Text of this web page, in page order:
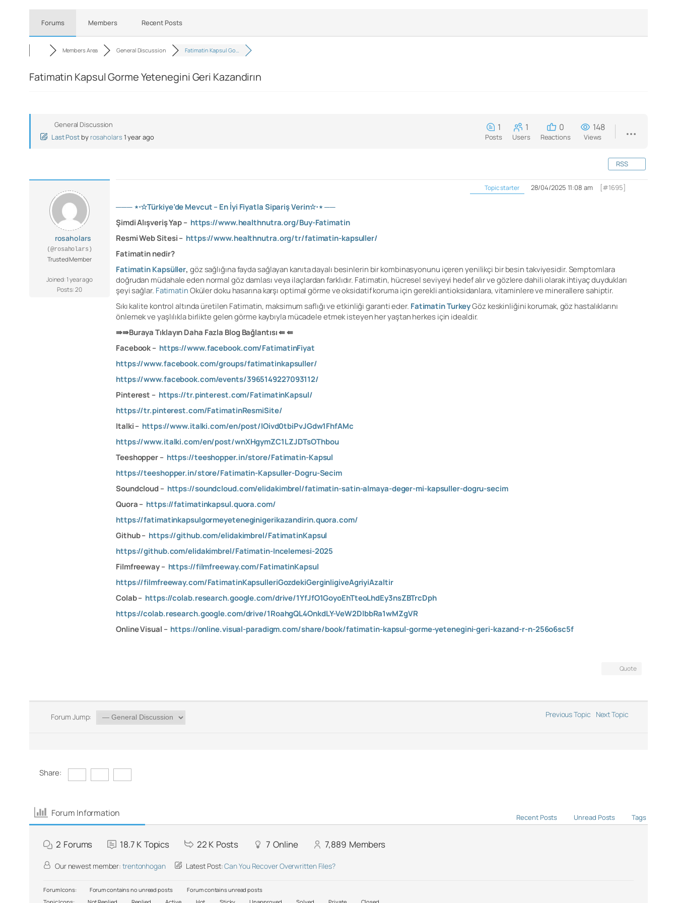
Forums Members Recent Posts
Members Area General Discussion Fatimatin Kapsul Go…
Fatimatin Kapsul Gorme Yetenegini Geri Kazandirın
General Discussion
Last Post by rosaholars1 year ago
1
Posts
1
Users
0
Reactions
148
Views
RSS
rosaholars
(@rosaholars)
Trusted Member
Joined: 1 year ago
Posts: 20
Topic starter 28/04/2025 11:08 am [#1695]
─── ⋆⋅☆Türkiye’de Mevcut – En İyi Fiyatla Sipariş Verin☆⋅⋆ ──
Şimdi Alışveriş Yap – https://www.healthnutra.org/Buy-Fatimatin
Resmi Web Sitesi – https://www.healthnutra.org/tr/fatimatin-kapsuller/
Fatimatin nedir?
Fatimatin Kapsüller, göz sağlığına fayda sağlayan kanıta dayalı besinlerin bir kombinasyonunu içeren yenilikçi bir besin takviyesidir. Semptomlara
doğrudan müdahale eden normal göz damlası veya ilaçlardan farklıdır. Fatimatin, hücresel seviyeyi hedef alır ve gözlere dahili olarak ihtiyaç duydukları
şeyi sağlar. FatimatinOküler doku hasarına karşı optimal görme ve oksidatif koruma için gerekli antioksidanlara, vitaminlere ve minerallere sahiptir.
Sıkı kalite kontrol altında üretilen Fatimatin, maksimum saflığı ve etkinliği garanti eder. Fatimatin TurkeyGöz keskinliğini korumak, göz hastalıklarını
önlemek ve yaşlılıkla birlikte gelen görme kaybıyla mücadele etmek isteyen her yaştan herkes için idealdir.
⇛⇛Buraya Tıklayın Daha Fazla Blog Bağlantısı ⇚ ⇚
Facebook – https://www.facebook.com/FatimatinFiyat
https://www.facebook.com/groups/fatimatinkapsuller/
https://www.facebook.com/events/3965149227093112/
Pinterest – https://tr.pinterest.com/FatimatinKapsul/
https://tr.pinterest.com/FatimatinResmiSite/
Italki – https://www.italki.com/en/post/lOivd0tbiPvJGdw1FhfAMc
https://www.italki.com/en/post/wnXHgymZC1LZJDTsOThbou
Teeshopper – https://teeshopper.in/store/Fatimatin-Kapsul
https://teeshopper.in/store/Fatimatin-Kapsuller-Dogru-Secim
Soundcloud – https://soundcloud.com/elidakimbrel/fatimatin-satin-almaya-deger-mi-kapsuller-dogru-secim
Quora – https://fatimatinkapsul.quora.com/
https://fatimatinkapsulgormeyeteneginigerikazandirin.quora.com/
Github – https://github.com/elidakimbrel/FatimatinKapsul
https://github.com/elidakimbrel/Fatimatin-Incelemesi-2025
Filmfreeway – https://filmfreeway.com/FatimatinKapsul
https://filmfreeway.com/FatimatinKapsulleriGozdekiGerginligiveAgriyiAzaltir
Colab – https://colab.research.google.com/drive/1YfJfO1GoyoEhTteoLhdEy3nsZBTrcDph
https://colab.research.google.com/drive/1RoahgQL4OnkdLY-VeW2DlbbRa1wMZgVR
Online Visual – https://online.visual-paradigm.com/share/book/fatimatin-kapsul-gorme-yetenegini-geri-kazand-r-n-256o6sc5f
Quote
Forum Jump: Previous Topic Next Topic
Share:
Forum Information Recent Posts Unread Posts Tags
2 Forums 18.7 K Topics 22 K Posts 7 Online 7,889 Members
Our newest member: trentonhogan Latest Post:Can You Recover Overwritten Files?
Forum Icons: Forum contains no unread posts
Forum contains unread posts